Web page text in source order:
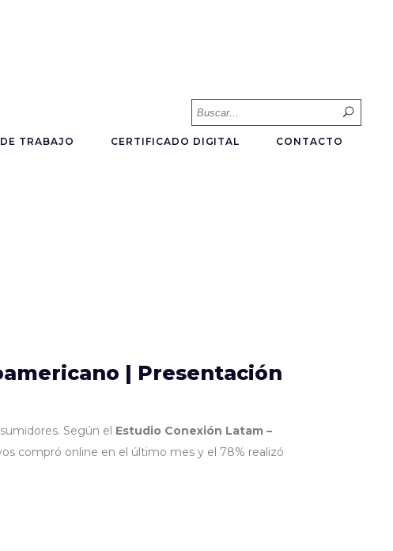
for:
TRABAJO CERTIFICADO DIGITAL CONTACTO
| Presentación
Según el Estudio Conexión Latam –
compró online en el último mes y el 78% realizó